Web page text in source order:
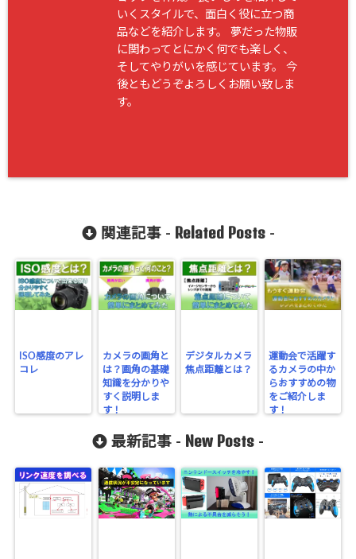
いくスタイルで、面白く役に立つ商
品などを紹介します。 夢だった物販
に関わってとにかく何でも楽しく、
そしてやりがいを感じています。 今
後ともどうぞよろしくお願い致しま
す。
関連記事 - Related Posts-
ISO感度のアレ
コレ
カメラの画角と
は？画角の基礎
知識を分かりや
すく説明しま
す！
デジタルカメラ
焦点距離とは？
運動会で活躍す
るカメラの中か
らおすすめの物
をご紹介しま
す！
最新記事 - New Posts -